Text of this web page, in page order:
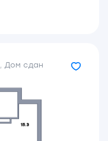
, Дом сдан